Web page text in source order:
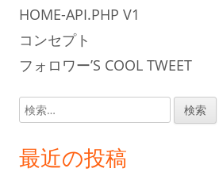
HOME-API.PHP V1
コンセプト
フォロワー’S COOL TWEET
検
索:
最近の投稿